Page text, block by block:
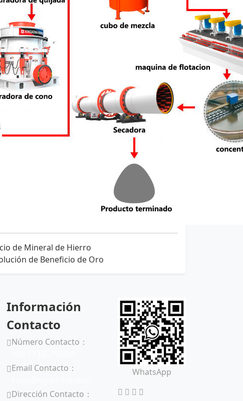
de Mineral de Hierro
de Beneficio de Oro
Información
Contacto
Número Contacto：
Email Contacto：
Dirección Contacto：
WhatsApp